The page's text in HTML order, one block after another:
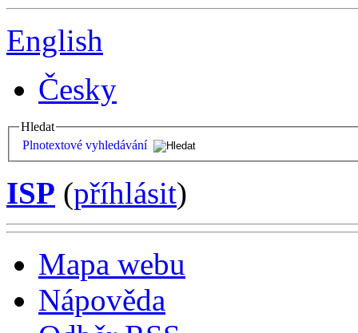
English
Česky
Hledat
Plnotextové vyhledávání
ISP (příhlásit)
Mapa webu
Nápověda